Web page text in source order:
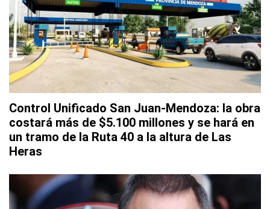
Control Unificado San Juan-Mendoza: la obra
costará más de $5.100 millones y se hará en
un tramo de la Ruta 40 a la altura de Las
Heras